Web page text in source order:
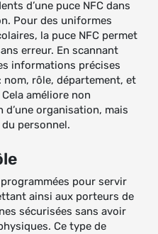
d’une puce NFC dans
Pour des uniformes
la puce NFC permet
erreur. En scannant
informations précises
rôle, département, et
améliore non
organisation, mais
personnel.
pour servir
ainsi aux porteurs de
sécurisées sans avoir
Ce type de